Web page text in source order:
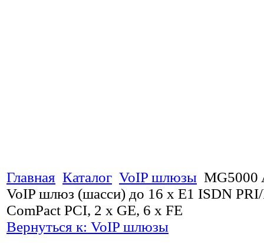
Главная Каталог VoIP шлюзы MG5000
VoIP шлюз (шасси) до 16 x E1 ISDN
ComPact PCI, 2 x GE, 6 x FE
Вернуться к: VoIP шлюзы